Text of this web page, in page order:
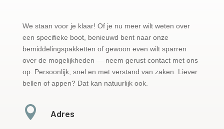
We staan voor je klaar! Of je nu meer wilt weten over
een specifieke boot, benieuwd bent naar onze
bemiddelingspakketten of gewoon even wilt sparren
over de mogelijkheden — neem gerust contact met ons
op. Persoonlijk, snel en met verstand van zaken. Liever
bellen of appen? Dat kan natuurlijk ook.
 Adres